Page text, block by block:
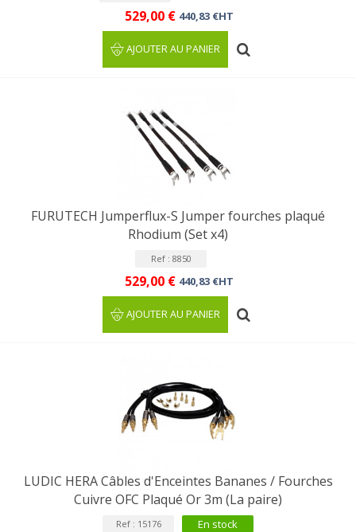
529,00 € 440,83 €HT
AJOUTER AU PANIER
FURUTECH Jumperflux-S Jumper fourches plaqué
Rhodium (Set x4)
Ref : 8850
529,00 € 440,83 €HT
AJOUTER AU PANIER
LUDIC HERA Câbles d'Enceintes Bananes / Fourches
Cuivre OFC Plaqué Or 3m (La paire)
Ref : 15176 En stock